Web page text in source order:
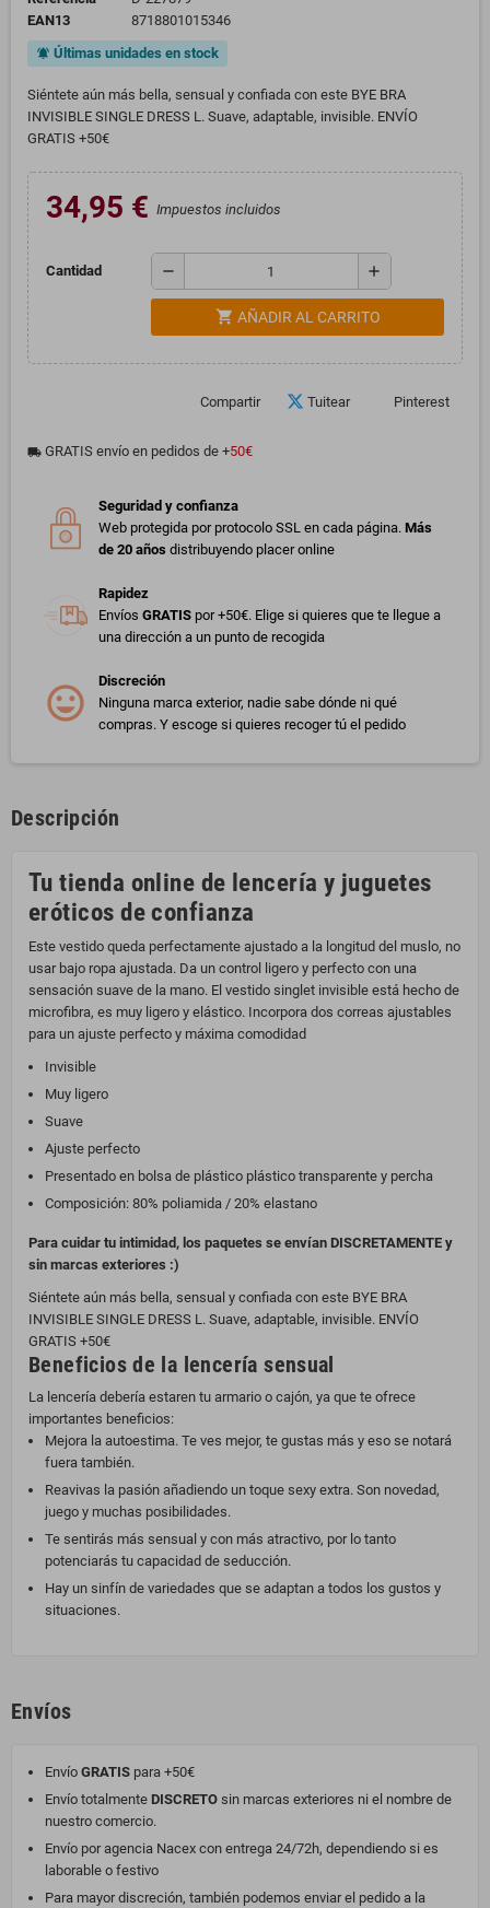
EAN13
8718801015346
notifications_active Últimas unidades en stock
Siéntete aún más bella, sensual y confiada con este BYE BRA
INVISIBLE SINGLE DRESS L. Suave, adaptable, invisible. ENVÍO
GRATIS +50€
34,95 € Impuestos incluidos
Cantidad remove add
shopping_cart AÑADIR AL CARRITO
Compartir Tuitear Pinterest
local_shipping GRATIS envío en pedidos de +50€
Seguridad y confianza
Web protegida por protocolo SSL en cada página. Más
de 20 años distribuyendo placer online
Rapidez
Envíos GRATIS por +50€. Elige si quieres que te llegue a
una dirección a un punto de recogida
Discreción
Ninguna marca exterior, nadie sabe dónde ni qué
compras. Y escoge si quieres recoger tú el pedido
Descripción
Tu tienda online de lencería y juguetes
eróticos de confianza
Este vestido queda perfectamente ajustado a la longitud del muslo, no
usar bajo ropa ajustada. Da un control ligero y perfecto con una
sensación suave de la mano. El vestido singlet invisible está hecho de
microfibra, es muy ligero y elástico. Incorpora dos correas ajustables
para un ajuste perfecto y máxima comodidad
Invisible
Muy ligero
Suave
Ajuste perfecto
Presentado en bolsa de plástico plástico transparente y percha
Composición: 80% poliamida / 20% elastano
Para cuidar tu intimidad, los paquetes se envían DISCRETAMENTE y
sin marcas exteriores :)
Siéntete aún más bella, sensual y confiada con este BYE BRA
INVISIBLE SINGLE DRESS L. Suave, adaptable, invisible. ENVÍO
GRATIS +50€
Beneficios de la lencería sensual
La lencería debería estaren tu armario o cajón, ya que te ofrece
importantes beneficios:
Mejora la autoestima. Te ves mejor, te gustas más y eso se notará
fuera también.
Reavivas la pasión añadiendo un toque sexy extra. Son novedad,
juego y muchas posibilidades.
Te sentirás más sensual y con más atractivo, por lo tanto
potenciarás tu capacidad de seducción.
Hay un sinfín de variedades que se adaptan a todos los gustos y
situaciones.
Envíos
Envío GRATIS para +50€
Envío totalmente DISCRETO sin marcas exteriores ni el nombre de
nuestro comercio.
Envío por agencia Nacex con entrega 24/72h, dependiendo si es
laborable o festivo
Para mayor discreción, también podemos enviar el pedido a la